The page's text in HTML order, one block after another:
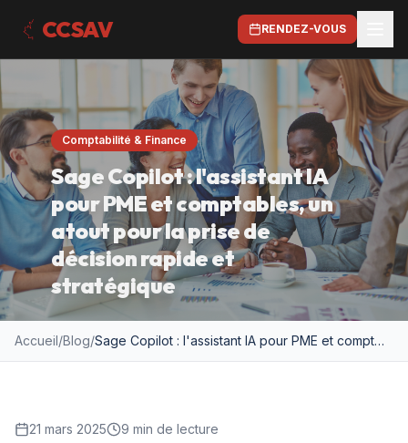
CCSAV RENDEZ-VOUS
Comptabilité & Finance
Sage Copilot : l'assistant IA
pour PME et comptables, un
atout pour la prise de
décision rapide et
stratégique
Accueil/Blog/ Sage Copilot : l'assistant IA pour PME et comptables, un atout pour la prise de décision rapide et stratégique
21 mars 2025 9 min de lecture